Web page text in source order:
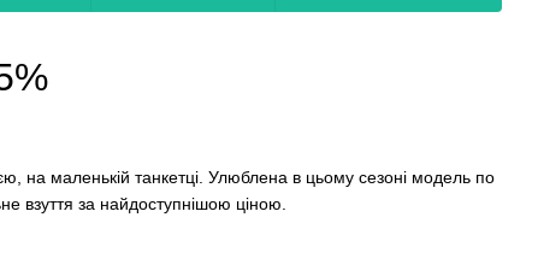
на маленькій танкетці. Улюблена в цьому сезоні модель по
взуття за найдоступнішою ціною.